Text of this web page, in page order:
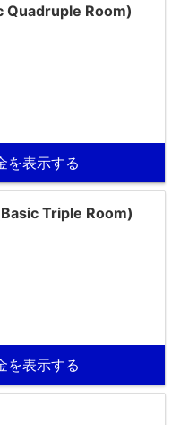
Quadruple Room)
を表示する
Triple Room)
を表示する